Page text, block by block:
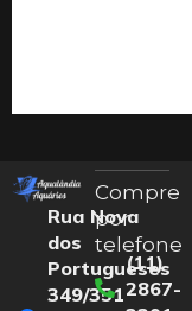
Rua Nova
dos
Portugueses
349/351
Compre
por
telefone
(11)
2867-